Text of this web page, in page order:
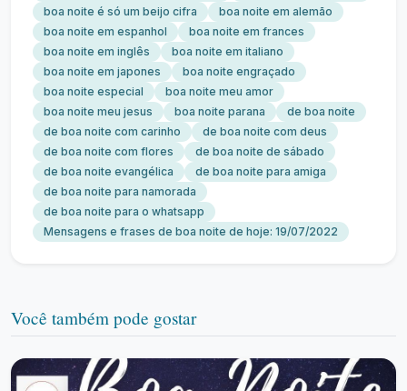
boa noite é só um beijo cifra
boa noite em alemão
boa noite em espanhol
boa noite em frances
boa noite em inglês
boa noite em italiano
boa noite em japones
boa noite engraçado
boa noite especial
boa noite meu amor
boa noite meu jesus
boa noite parana
de boa noite
de boa noite com carinho
de boa noite com deus
de boa noite com flores
de boa noite de sábado
de boa noite evangélica
de boa noite para amiga
de boa noite para namorada
de boa noite para o whatsapp
Mensagens e frases de boa noite de hoje: 19/07/2022
Você também pode gostar